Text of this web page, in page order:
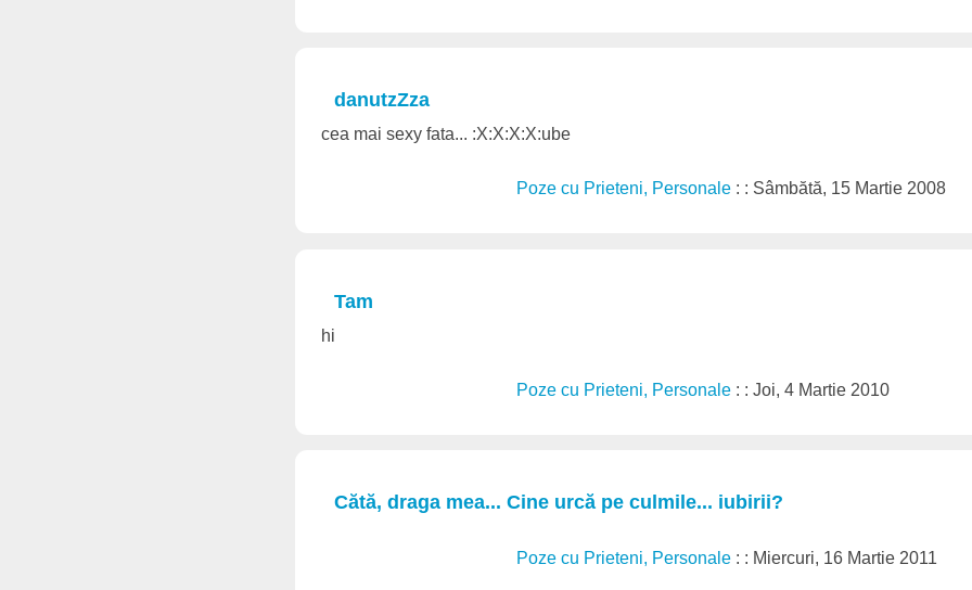
danutzZza
cea mai sexy fata... :X:X:X:X:ube
Poze cu Prieteni, Personale : : Sâmbătă, 15 Martie 2008
Tam
hi
Poze cu Prieteni, Personale : : Joi, 4 Martie 2010
Cătă, draga mea... Cine urcă pe culmile... iubirii?
Poze cu Prieteni, Personale : : Miercuri, 16 Martie 2011